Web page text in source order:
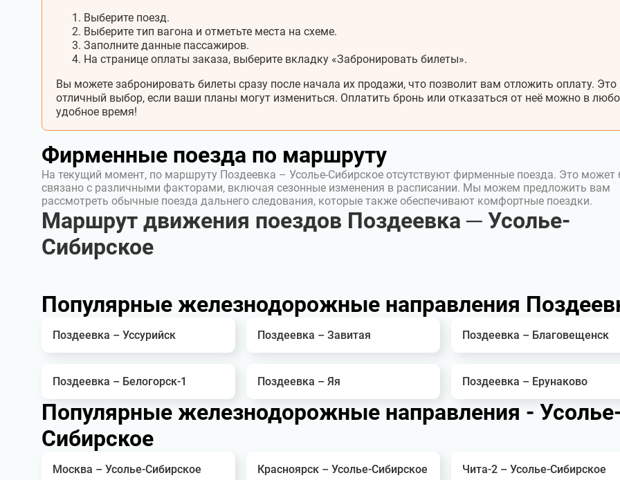
Выберите поезд.
Выберите тип вагона и отметьте места на схеме.
Заполните данные пассажиров.
На странице оплаты заказа, выберите вкладку «Забронировать билеты».
Вы можете забронировать билеты сразу после начала их продажи, что позволит вам отложить оплату. Это
отличный выбор, если ваши планы могут измениться. Оплатить бронь или отказаться от неё можно в
удобное время!
Фирменные поезда по маршруту
На текущий момент, по маршруту Поздеевка – Усолье-Сибирское отсутствуют фирменные поезда. Это может
связано с различными факторами, включая сезонные изменения в расписании. Мы можем предложить вам
рассмотреть обычные поезда дальнего следования, которые также обеспечивают комфортные поездки.
Маршрут движения поездов Поздеевка ─ Усолье-
Сибирское
Популярные железнодорожные направления
Поздеевка – Уссурийск Поздеевка – Завитая Поздеевка – Благовещенск
Поздеевка – Белогорск-1 Поздеевка – Яя Поздеевка – Ерунаково
Популярные железнодорожные направления -
Сибирское
Москва – Усолье-Сибирское Красноярск – Усолье-Сибирское Чита-2 – Усолье-Сибирское